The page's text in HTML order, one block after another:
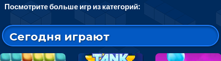
Посмотрите больше игр из категорий:
Сегодня играют